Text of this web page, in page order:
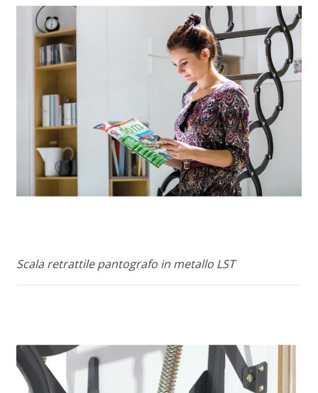
Scala retrattile pantografo in metallo LST